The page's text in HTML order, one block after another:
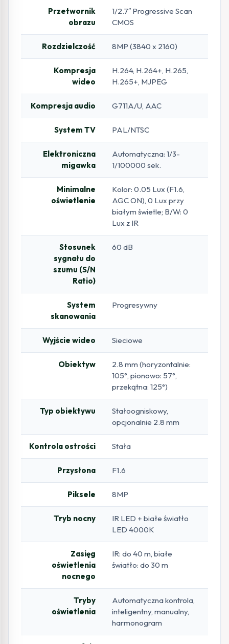
Przetwornik
obrazu
1/2.7″ Progressive Scan
CMOS
Rozdzielczość 8MP (3840 x 2160)
Kompresja
wideo
H.264, H.264+, H.265,
H.265+, MJPEG
Kompresja audio G711A/U, AAC
System TV PAL/NTSC
Elektroniczna
migawka
Automatyczna: 1/3-
1/100000 sek.
Minimalne
oświetlenie
Kolor: 0.05 Lux (F1.6,
AGC ON), 0 Lux przy
białym świetle; B/W: 0
Lux z IR
Stosunek
sygnału do
szumu (S/N
Ratio)
60 dB
System
skanowania
Progresywny
Wyjście wideo Sieciowe
Obiektyw
2.8 mm (horyzontalnie:
105°, pionowo: 57°,
przekątna: 125°)
Typ obiektywu
Stałoogniskowy,
opcjonalnie 2.8 mm
Kontrola ostrości Stała
Przysłona F1.6
Piksele 8MP
Tryb nocny
IR LED + białe światło
LED 4000K
Zasięg
oświetlenia
nocnego
IR: do 40 m, białe
światło: do 30 m
Tryby
oświetlenia
Automatyczna kontrola,
inteligentny, manualny,
harmonogram